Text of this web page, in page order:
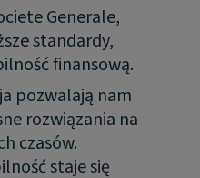
Generale,
standardy,
finansową.
pozwalają nam
rozwiązania na
czasów.
staje się